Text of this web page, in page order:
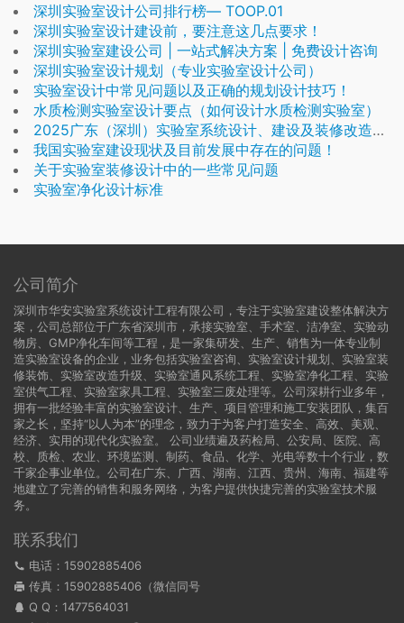
深圳实验室设计公司排行榜— TOOP.01
深圳实验室设计建设前，要注意这几点要求！
深圳实验室建设公司 | 一站式解决方案 | 免费设计咨询
深圳实验室设计规划（专业实验室设计公司）
实验室设计中常见问题以及正确的规划设计技巧！
水质检测实验室设计要点（如何设计水质检测实验室）
2025广东（深圳）实验室系统设计、建设及装修改造专业公司
我国实验室建设现状及目前发展中存在的问题！
关于实验室装修设计中的一些常见问题
实验室净化设计标准
公司简介
深圳市华安实验室系统设计工程有限公司，专注于实验室建设整体解决方
案，公司总部位于广东省深圳市，承接实验室、手术室、洁净室、实验动
物房、GMP净化车间等工程，是一家集研发、生产、销售为一体专业制
造实验室设备的企业，业务包括实验室咨询、实验室设计规划、实验室装
修装饰、实验室改造升级、实验室通风系统工程、实验室净化工程、实验
室供气工程、实验室家具工程、实验室三废处理等。公司深耕行业多年，
拥有一批经验丰富的实验室设计、生产、项目管理和施工安装团队，集百
家之长，坚持“以人为本”的理念，致力于为客户打造安全、高效、美观、
经济、实用的现代化实验室。 公司业绩遍及药检局、公安局、医院、高
校、质检、农业、环境监测、制药、食品、化学、光电等数十个行业，数
千家企事业单位。公司在广东、广西、湖南、江西、贵州、海南、福建等
地建立了完善的销售和服务网络，为客户提供快捷完善的实验室技术服
务。
联系我们
电话：15902885406
传真：15902885406（微信同号
Q Q： 1477564031